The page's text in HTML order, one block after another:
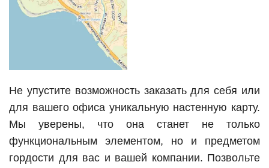
Не упустите возможность заказать для себя или
для вашего офиса уникальную настенную карту.
Мы уверены, что она станет не только
функциональным элементом, но и предметом
гордости для вас и вашей компании. Позвольте